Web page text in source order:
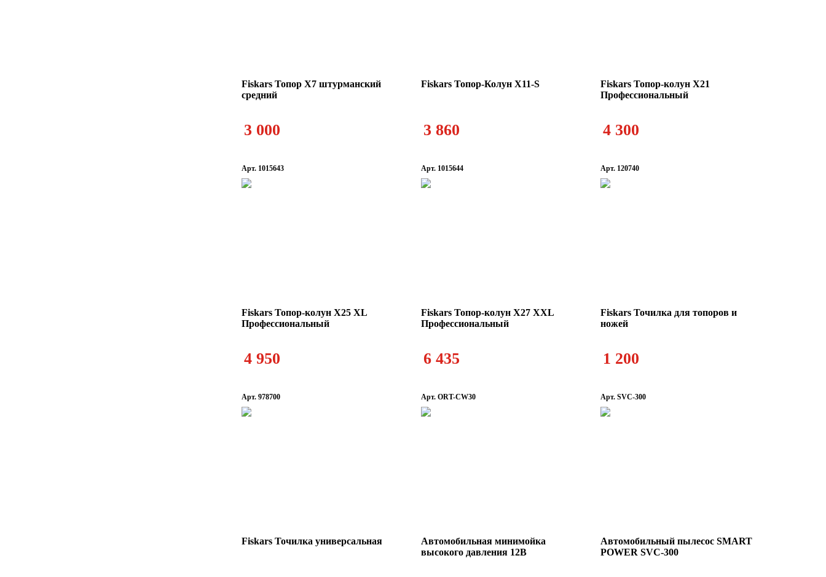
Fiskars Топор X7 штурманский
средний
3 000
Fiskars Топор-Колун X11-S
3 860
Fiskars Топор-колун X21
Профессиональный
4 300
Арт. 1015643
Fiskars Топор-колун X25 XL
Профессиональный
4 950
Арт. 1015644
Fiskars Топор-колун X27 XXL
Профессиональный
6 435
Арт. 120740
Fiskars Точилка для топоров и
ножей
1 200
Арт. 978700
Fiskars Точилка универсальная
Арт. ORT-CW30
Автомобильная минимойка
высокого давления 12В
Арт. SVC-300
Автомобильный пылесос SMART
POWER SVC-300